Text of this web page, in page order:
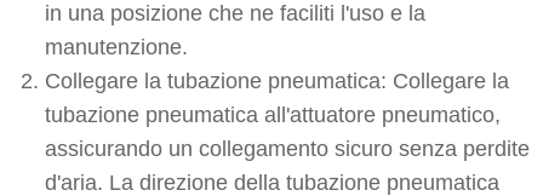
in una posizione che ne faciliti l'uso e la
manutenzione.
Collegare la tubazione pneumatica: Collegare la
tubazione pneumatica all'attuatore pneumatico,
assicurando un collegamento sicuro senza perdite
d'aria. La direzione della tubazione pneumatica